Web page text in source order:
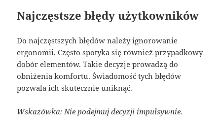
Najczęstsze błędy użytkowników
Do najczęstszych błędów należy ignorowanie
ergonomii. Często spotyka się również przypadkowy
dobór elementów. Takie decyzje prowadzą do
obniżenia komfortu. Świadomość tych błędów
pozwala ich skutecznie uniknąć.
Wskazówka: Nie podejmuj decyzji impulsywnie.